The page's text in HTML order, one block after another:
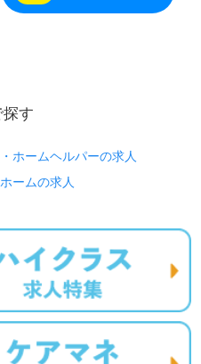
アップを目指せる給与制度/
境を変えて働きたい』等の
、担当コンサルタントより
界の正社員/パート仕事探
望に応じてお問い合わせ/ご
紹介、年収交渉など完全無
す。＜非公開求人も取扱い
に転職活動！お問い合わ
す
ホームヘルパーの求人
ームの求人